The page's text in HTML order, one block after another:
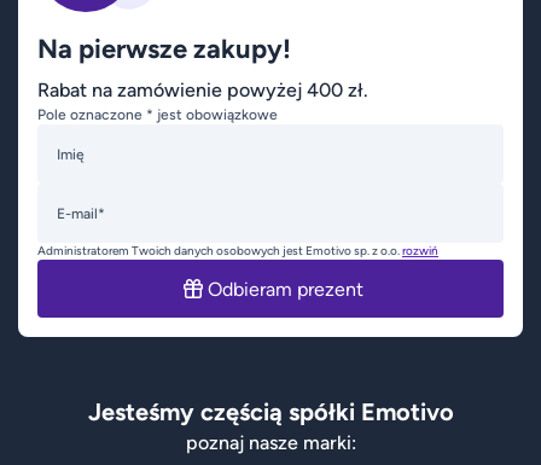
Na pierwsze zakupy!
Rabat na zamówienie powyżej 400 zł.
Pole oznaczone * jest obowiązkowe
Imię
E-mail*
Administratorem Twoich danych osobowych jest Emotivo sp. z o.o.rozwiń
Odbieram prezent
Jesteśmy częścią spółki Emotivo
poznaj nasze marki: